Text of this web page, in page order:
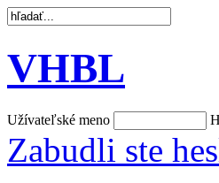
VHBL
Užívateľské meno
Zabudli ste